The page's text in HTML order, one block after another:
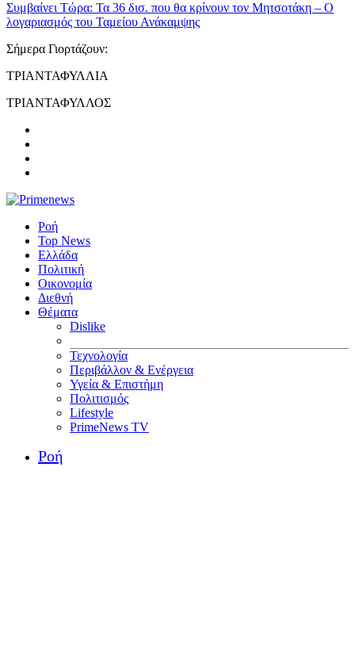
Συμβαίνει Τώρα: Τα 36 δισ. που θα κρίνουν τον Μητσοτάκη – Ο
λογαριασμός του Ταμείου Ανάκαμψης
Σήμερα Γιορτάζουν:
ΤΡΙΑΝΤΑΦΥΛΛΙΑ
ΤΡΙΑΝΤΑΦΥΛΛΟΣ
Ροή
Top News
Ελλάδα
Πολιτική
Οικονομία
Διεθνή
Θέματα
Dislike
Τεχνολογία
Περιβάλλον & Ενέργεια
Υγεία & Επιστήμη
Πολιτισμός
Lifestyle
PrimeNews TV
Ροή